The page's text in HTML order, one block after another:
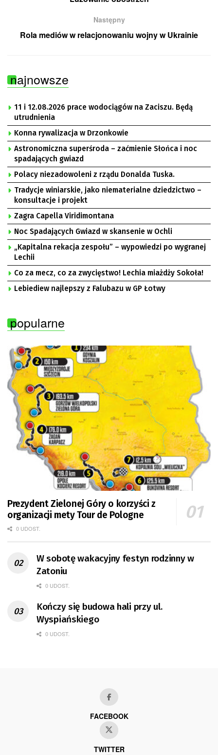
Następny
Rola mediów w relacjonowaniu wojny w Ukrainie
najnowsze
11 i 12.08.2026 prace wodociągów na Zaciszu. Będą
utrudnienia
Konna rywalizacja w Drzonkowie
Astronomiczna superśroda – zaćmienie Słońca i noc
spadających gwiazd
Polacy niezadowoleni z rządu Donalda Tuska.
Tradycje winiarskie, jako niematerialne dziedzictwo –
konsultacje i projekt
Zagra Capella Viridimontana
Noc Spadających Gwiazd w skansenie w Ochli
„Kapitalna rekacja zespołu” – wypowiedzi po wygranej
Lechii
Co za mecz, co za zwycięstwo! Lechia miażdży Sokoła!
Lebiediew najlepszy z Falubazu w GP Łotwy
popularne
Prezydent Zielonej Góry o korzyści z
organizacji mety Tour de Pologne
0 UDOST.
W sobotę wakacyjny festyn rodzinny w
Zatoniu
0 UDOST.
Kończy się budowa hali przy ul.
Wyspiańskiego
0 UDOST.
FACEBOOK
TWITTER